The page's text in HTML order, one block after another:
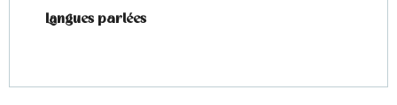
Langues parlées
Langues parlées